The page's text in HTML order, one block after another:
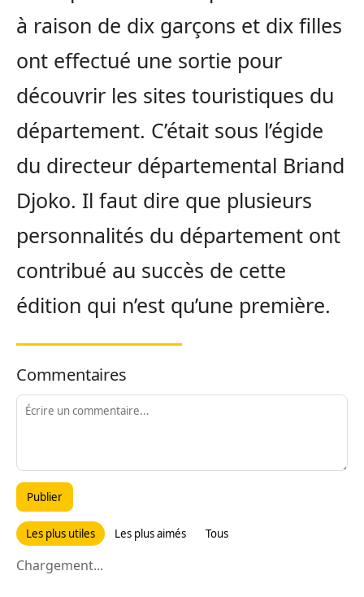
à raison de dix garçons et dix filles
ont effectué une sortie pour
découvrir les sites touristiques du
département. C’était sous l’égide
du directeur départemental Briand
Djoko. Il faut dire que plusieurs
personnalités du département ont
contribué au succès de cette
édition qui n’est qu’une première.
Commentaires
Publier
Les plus utiles Les plus aimés Tous
Chargement...